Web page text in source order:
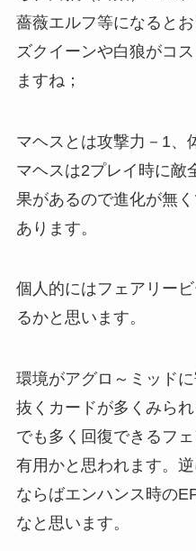
薔薇エルフ等になると
ズクイーンや白狼がコ
ますね；
マヘスとは攻撃力－1、
マヘスは2プレイ時に敵
果があるので進化が無
あります。
個人的にはフェアリー
るかと思います。
環境がアグロ～ミッド
抜くカードが多くみら
でも多く回復できるフ
有用かと思われます。
ならばエンハンス時の
なと思います。